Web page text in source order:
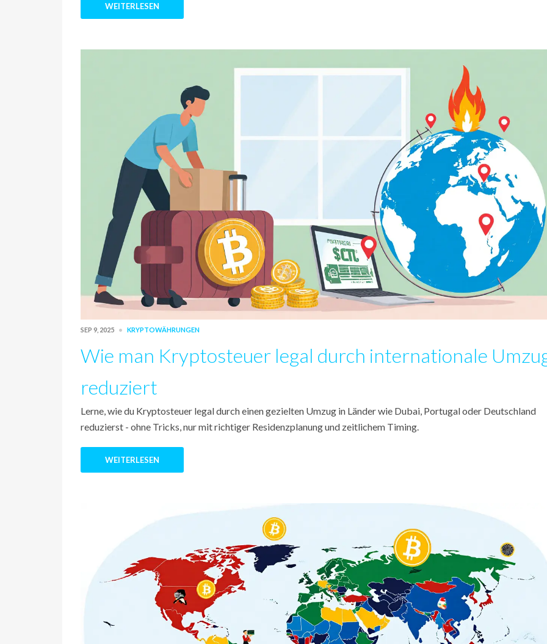
WEITERLESEN
SEP 9, 2025 KRYPTOWÄHRUNGEN
Wie man Kryptosteuer legal durch internationale
reduziert
Lerne, wie du Kryptosteuer legal durch einen gezielten Umzug in Länder wie Dubai, Portugal oder Deutschland
reduzierst - ohne Tricks, nur mit richtiger Residenzplanung und zeitlichem Timing.
WEITERLESEN